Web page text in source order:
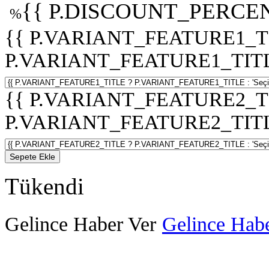
%{{
{{
{{
Sepete Ekle
Tükendi
Gelince Haber Ver Gelince